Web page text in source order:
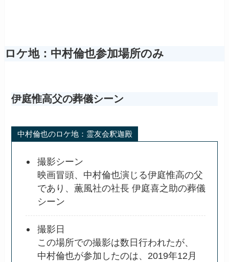
ロケ地：中村倫也参加場所のみ
伊庭惟高父の葬儀シーン
中村倫也のロケ地：霊友会釈迦殿
撮影シーン
映画冒頭、中村倫也演じる伊庭惟高の父
であり、薫風社の社長 伊庭喜之助の葬儀
シーン
撮影日
この場所での撮影は数日行われたが、
中村倫也が参加したのは、2019年12月